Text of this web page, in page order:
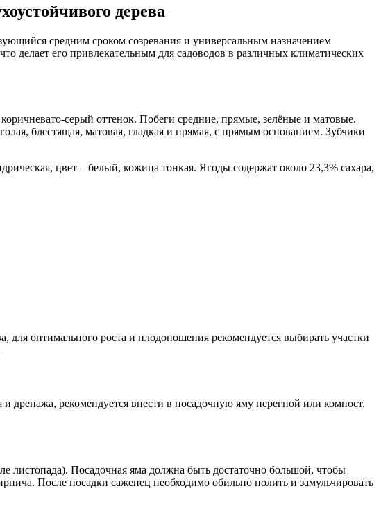
дерева
средним сроком созревания и универсальным назначением
делает его привлекательным для садоводов в различных климатических
серый оттенок. Побеги средние, прямые, зелёные и матовые.
блестящая, матовая, гладкая и прямая, с прямым основанием. Зубчики
цвет – белый, кожица тонкая. Ягоды содержат около 23,3% сахара,
оптимального роста и плодоношения рекомендуется выбирать участки
дренажа, рекомендуется внести в посадочную яму перегной или компост.
листопада). Посадочная яма должна быть достаточно большой, чтобы
После посадки саженец необходимо обильно полить и замульчировать